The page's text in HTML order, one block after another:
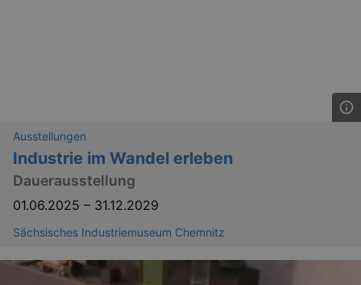
Ausstellungen
Industrie im Wandel erleben
Dauerausstellung
01.06.2025 – 31.12.2029
Sächsisches Industriemuseum Chemnitz